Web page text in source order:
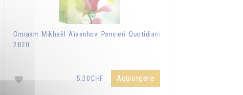
Omraam Mikhaël Aïvanhov Pensieri Quotidiani
2020
5.00CHF Aggiungere